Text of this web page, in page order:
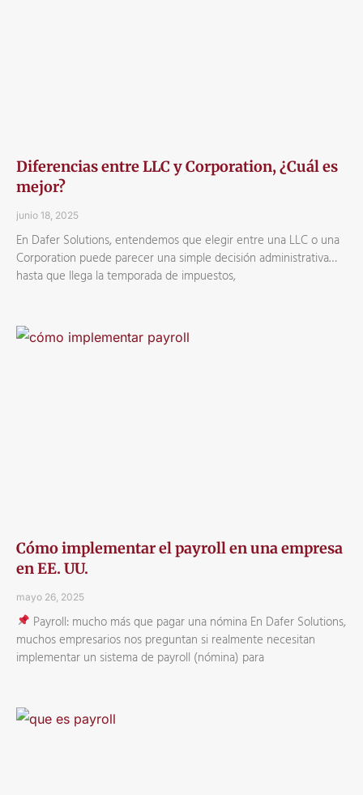
Diferencias entre LLC y Corporation, ¿Cuál es
mejor?
junio 18, 2025
En Dafer Solutions, entendemos que elegir entre una LLC o una
Corporation puede parecer una simple decisión administrativa…
hasta que llega la temporada de impuestos,
Cómo implementar el payroll en una empresa
en EE. UU.
mayo 26, 2025
Payroll: mucho más que pagar una nómina En Dafer Solutions,
muchos empresarios nos preguntan si realmente necesitan
implementar un sistema de payroll (nómina) para